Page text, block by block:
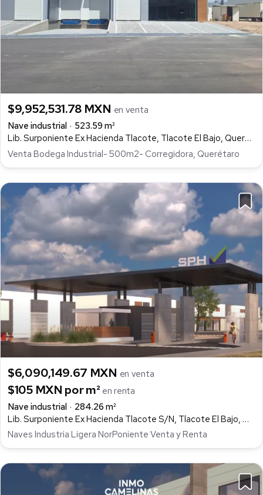
$9,952,531.78 MXN en venta
Nave industrial
523.59 m²
Lib. Surponiente Ex Hacienda Tlacote, Tlacote El Bajo, Querétaro
Venta Bodega Industrial- 500m2- Corregidora, Querétaro
$6,090,149.67 MXN en venta
$105 MXN por m² en renta
Nave industrial
284.26 m²
Lib. Surponiente Ex Hacienda Tlacote S/N, Tlacote El Bajo, Querétaro
Naves Industria Ligera NorPoniente Venta y Renta